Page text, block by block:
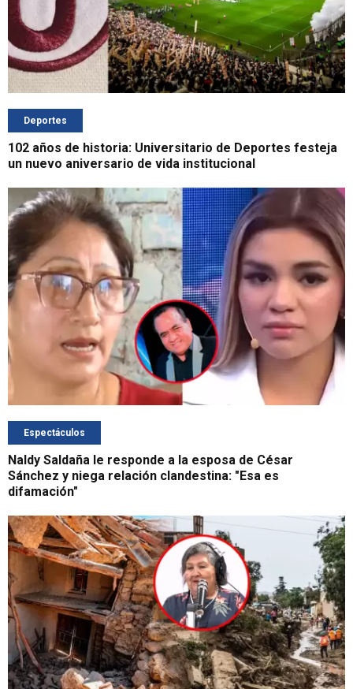
Deportes
102 años de historia: Universitario de Deportes festeja
un nuevo aniversario de vida institucional
Espectáculos
Naldy Saldaña le responde a la esposa de César
Sánchez y niega relación clandestina: "Esa es
difamación"